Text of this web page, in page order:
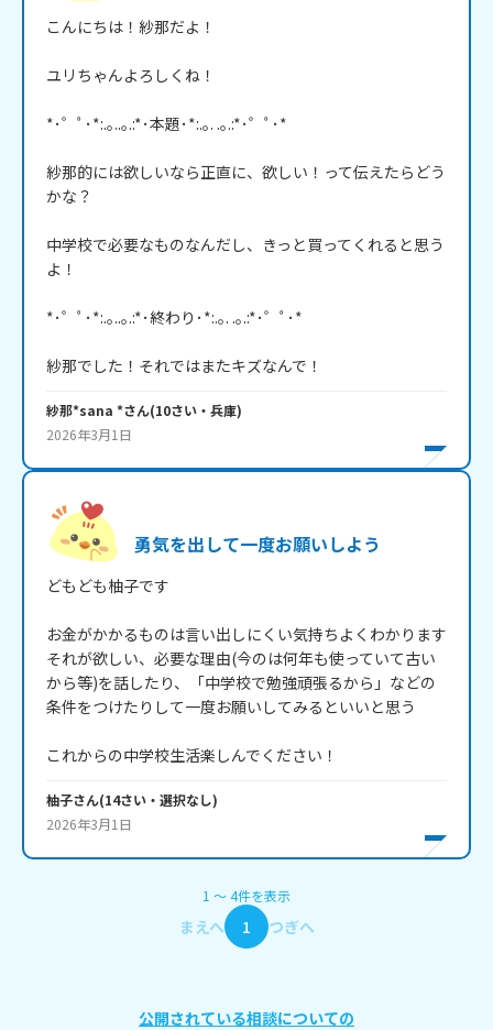
こんにちは！紗那だよ！
ユリちゃんよろしくね！
*･゜ﾟ･*:.｡..｡.:*･本題･*:.｡. .｡.:*･゜ﾟ･*
紗那的には欲しいなら正直に、欲しい！って伝えたらどう
かな？
中学校で必要なものなんだし、きっと買ってくれると思う
よ！
*･゜ﾟ･*:.｡..｡.:*･終わり･*:.｡. .｡.:*･゜ﾟ･*
紗那でした！それではまたキズなんで！
紗那*sana *さん(10さい・ 兵庫)
2026年3月1日
勇気を出して一度お願いしよう
どもども柚子です
お金がかかるものは言い出しにくい気持ちよくわかります
それが欲しい、必要な理由(今のは何年も使っていて古い
から等)を話したり、「中学校で勉強頑張るから」などの
条件をつけたりして一度お願いしてみるといいと思う
これからの中学校生活楽しんでください！
柚子さん(14さい・ 選択なし)
2026年3月1日
1 〜4件を表示
まえへ 1 つぎへ
公開されている相談についての